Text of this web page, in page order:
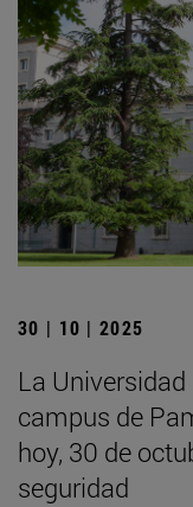
30 | 10 | 2025
La
campus de
hoy, 30 de
seguridad